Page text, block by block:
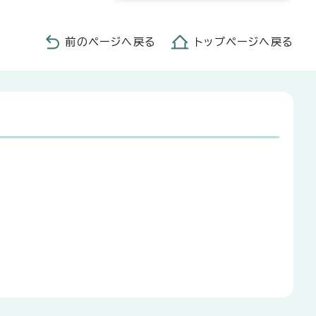
前のページへ戻る トップページへ戻る